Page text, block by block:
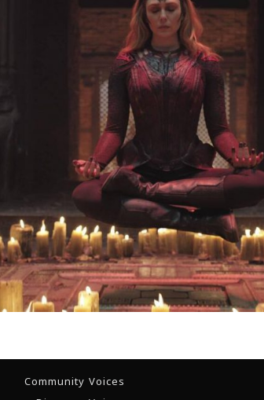
Community Voices